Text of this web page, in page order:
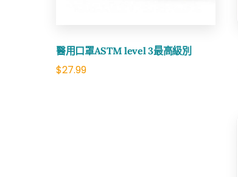
醫用口罩ASTM level 3最高級別
$27.99